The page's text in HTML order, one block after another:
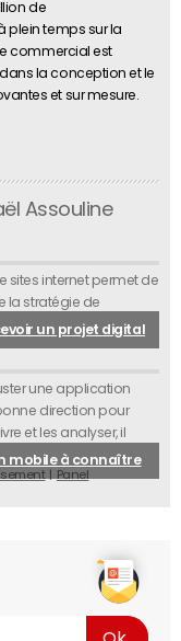
de
plein temps sur la
commercial est
la conception et le
et sur mesure.
Assouline
un projet digital
sites internet permet de
la stratégie de
mobile à connaître
une application
direction pour
et les analyser, il
Panel